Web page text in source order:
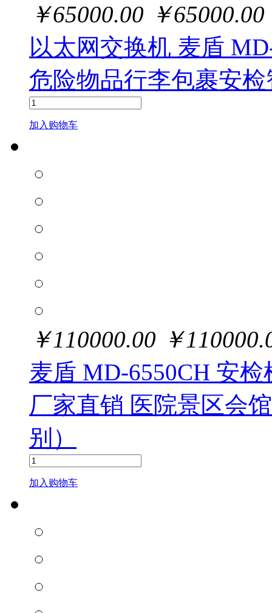
￥65000.00 ￥65000.00
以太网交换机 麦盾
危险物品行李包裹安
加入购物车
￥110000.00 ￥
麦盾 MD-6550CH 安
厂家直销 医院景区会
别）
加入购物车